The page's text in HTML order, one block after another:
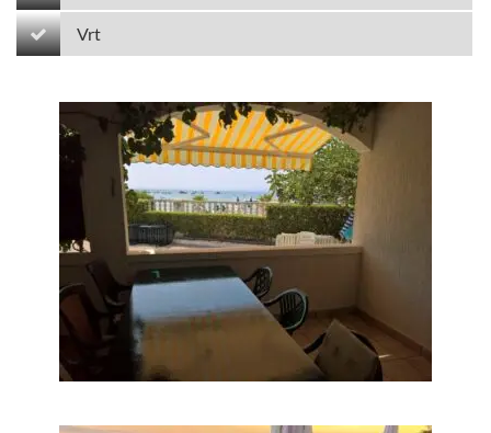
Vrt